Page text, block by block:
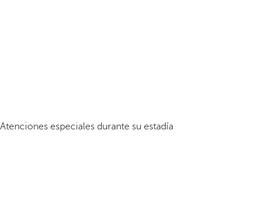
Atenciones especiales durante su estadía